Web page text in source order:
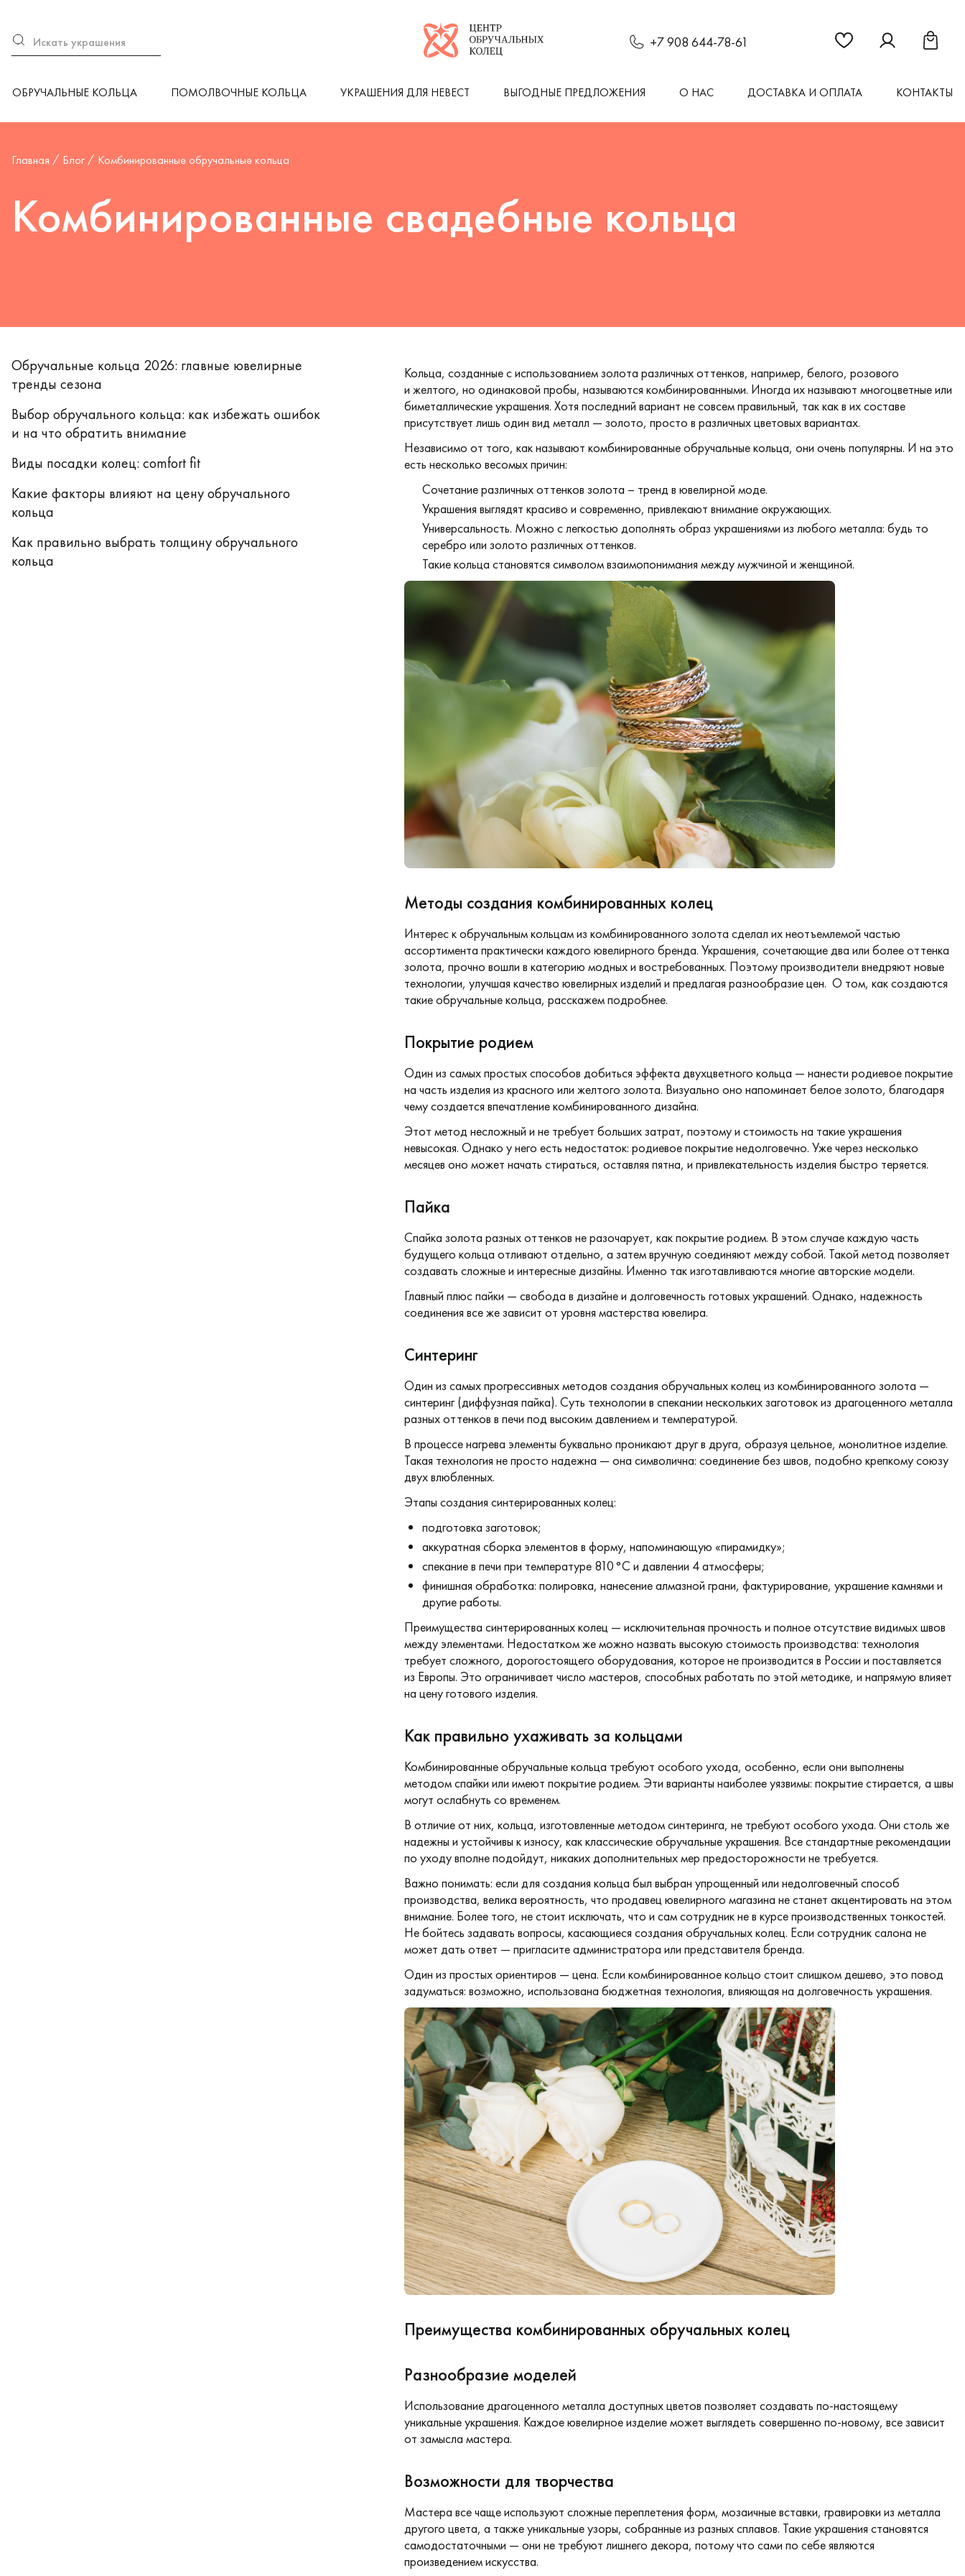
Логотип компании
+7 908 644-78-61 Ссылка на страницу
Ссылка наСсылка
ОБРУЧАЛЬНЫЕ КОЛЬЦА ПОМОЛВОЧНЫЕ КОЛЬЦА УКРАШЕНИЯ ДЛЯ НЕВЕСТ ВЫГОДНЫЕ ПРЕДЛОЖЕНИЯ О НАС ДОСТАВКА И ОПЛАТА КОНТАКТЫ
Главная Блог Комбинированные обручальные кольца
Комбинированные свадебные кольца
Обручальные кольца 2026: главные ювелирные
тренды сезона
Выбор обручального кольца: как избежать ошибок
и на что обратить внимание
Виды посадки колец: comfort fit
Какие факторы влияют на цену обручального
кольца
Как правильно выбрать толщину обручального
кольца
Кольца, созданные с использованием золота различных оттенков, например, белого, розового
и желтого, но одинаковой пробы, называются комбинированными. Иногда их называют многоцветные или
биметаллические украшения. Хотя последний вариант не совсем правильный, так как в их составе
присутствует лишь один вид металл — золото, просто в различных цветовых вариантах.
Независимо от того, как называют комбинированные обручальные кольца, они очень популярны. И на это
есть несколько весомых причин:
Сочетание различных оттенков золота – тренд в ювелирной моде.
Украшения выглядят красиво и современно, привлекают внимание окружающих.
Универсальность. Можно с легкостью дополнять образ украшениями из любого металла: будь то
серебро или золото различных оттенков.
Такие кольца становятся символом взаимопонимания между мужчиной и женщиной.
Методы создания комбинированных колец
Интерес к обручальным кольцам из комбинированного золота сделал их неотъемлемой частью
ассортимента практически каждого ювелирного бренда. Украшения, сочетающие два или более оттенка
золота, прочно вошли в категорию модных и востребованных. Поэтому производители внедряют новые
технологии, улучшая качество ювелирных изделий и предлагая разнообразие цен. О том, как создаются
такие обручальные кольца, расскажем подробнее.
Покрытие родием
Один из самых простых способов добиться эффекта двухцветного кольца — нанести родиевое покрытие
на часть изделия из красного или желтого золота. Визуально оно напоминает белое золото, благодаря
чему создается впечатление комбинированного дизайна.
Этот метод несложный и не требует больших затрат, поэтому и стоимость на такие украшения
невысокая. Однако у него есть недостаток: родиевое покрытиенедолговечно. Уже через несколько
месяцев оно может начать стираться, оставляя пятна, и привлекательность изделия быстро теряется.
Пайка
Спайка золота разных оттенков не разочарует, как покрытие родием. В этом случае каждую часть
будущего кольца отливают отдельно, а затем вручную соединяют между собой. Такой метод позволяет
создавать сложные и интересные дизайны. Именно так изготавливаются многие авторские модели.
Главный плюс пайки — свобода в дизайне и долговечность готовых украшений. Однако, надежность
соединения все же зависит от уровня мастерства ювелира.
Синтеринг
Один из самых прогрессивных методов создания обручальных колец из комбинированного золота —
синтеринг (диффузная пайка). Суть технологии в спекании нескольких заготовок из драгоценного металла
разных оттенков в печи под высоким давлением и температурой.
В процессе нагрева элементы буквально проникают друг в друга, образуя цельное, монолитное изделие.
Такая технология не просто надежна — она символична: соединение без швов, подобно крепкому союзу
двух влюбленных.
Этапы создания синтерированных колец:
подготовка заготовок;
аккуратная сборка элементов в форму, напоминающую «пирамидку»;
спекание в печи при температуре 810 °C и давлении 4 атмосферы;
финишная обработка: полировка, нанесение алмазной грани, фактурирование, украшение камнями и
другие работы.
Преимущества синтерированных колец — исключительная прочность и полное отсутствие видимых швов
между элементами. Недостатком же можно назвать высокую стоимость производства: технология
требует сложного, дорогостоящего оборудования, которое не производится в России и поставляется
из Европы. Это ограничивает число мастеров, способных работать по этой методике, и напрямую влияет
на цену готового изделия.
Как правильно ухаживать за кольцами
Комбинированные обручальные кольца требуют особого ухода, особенно, если они выполнены
методом спайки или имеют покрытие родием. Эти варианты наиболее уязвимы: покрытие стирается, а швы
могут ослабнуть со временем.
В отличие от них, кольца, изготовленные методом синтеринга, не требуют особого ухода. Они столь же
надежны и устойчивы к износу, как классические обручальные украшения. Все стандартные рекомендации
по уходу вполне подойдут, никаких дополнительных мер предосторожности не требуется.
Важно понимать: если для создания кольца был выбран упрощенный или недолговечный способ
производства, велика вероятность, что продавец ювелирного магазина не станет акцентировать на этом
внимание. Более того, не стоит исключать, что и сам сотрудник не в курсе производственных тонкостей.
Не бойтесь задавать вопросы, касающиеся создания обручальных колец. Если сотрудник салона не
может дать ответ — пригласите администратора или представителя бренда.
Один из простых ориентиров — цена. Если комбинированное кольцо стоит слишком дешево, это повод
задуматься: возможно, использована бюджетная технология, влияющая на долговечность украшения.
Преимущества комбинированных обручальных колец
Разнообразие моделей
Использование драгоценного металла доступных цветов позволяет создавать по-настоящему
уникальные украшения. Каждое ювелирное изделие может выглядеть совершенно по-новому, все зависит
от замысла мастера.
Возможности для творчества
Мастера все чаще используют сложные переплетения форм, мозаичные вставки, гравировки из металла
другого цвета, а также уникальные узоры, собранные из разных сплавов. Такие украшения становятся
самодостаточными — они не требуют лишнего декора, потому что сами по себе являются
произведением искусства.